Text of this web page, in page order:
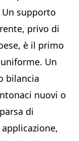
supporto
privo di
è il primo
Un
bilancia
nuovi o
di